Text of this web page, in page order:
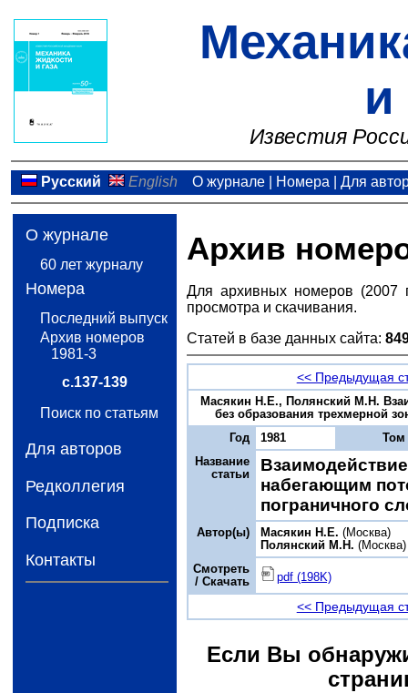
и
Известия
Русский English О журнале| Номера Для
О журнале
60 лет журналу
Номера
Последний выпуск
Архив номеров
1981-3
с.137-139
Поиск по статьям
Для авторов
Редколлегия
Подписка
Контакты
Архив
Для архивных номеров (2007
просмотра и скачивания.
Статей в базе данных сайта:
<< Предыдущая
Масякин Н.Е., Полянский М.Н.
без образования трехмерной
Год
1981
Том
Название
статьи
набегающим
пограничного
Автор(ы) Масякин Н.Е. (Москва)
Полянский М.Н. (Москва)
Смотреть
/ Скачать
pdf (198K)
<< Предыдущая
Если Вы